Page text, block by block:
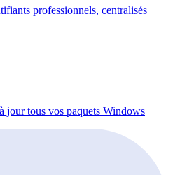
professionnels, centralisés
jour tous vos paquets Windows